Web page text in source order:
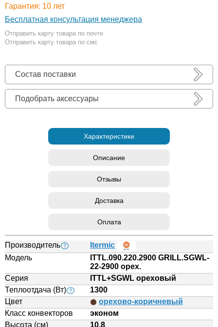
Гарантия: 10 лет
Бесплатная консультация менеджера
Отправить карту товара по почте
Отправить карту товара по смс
Состав поставки
Подобрать аксессуары
Характеристики
Описание
Отзывы
Доставка
Оплата
Производитель ?
Itermic
Модель
ITTL.090.220.2900 GRILL.SGWL-
22-2900 орех.
Серия
ITTL+SGWL ореховый
Теплоотдача (Вт) ?
1300
Цвет
орехово-коричневый
Класс конвекторов
эконом
Высота (см)
10.8